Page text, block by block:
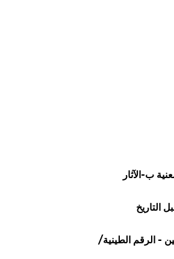
ب-الآثار
التاريخ
- الرقم الطينية/